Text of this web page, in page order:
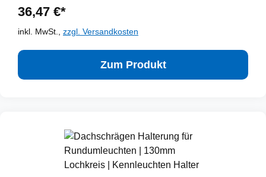
36,47 €*
inkl. MwSt., zzgl. Versandkosten
Zum Produkt